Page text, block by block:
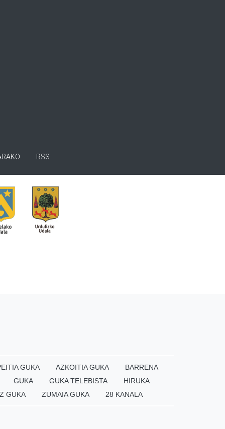
RSS
GUKA AZKOITIA GUKA
BARRENA
GUKA GUKA TELEBISTA
HIRUKA
GUKA ZUMAIA GUKA 28 KANALA